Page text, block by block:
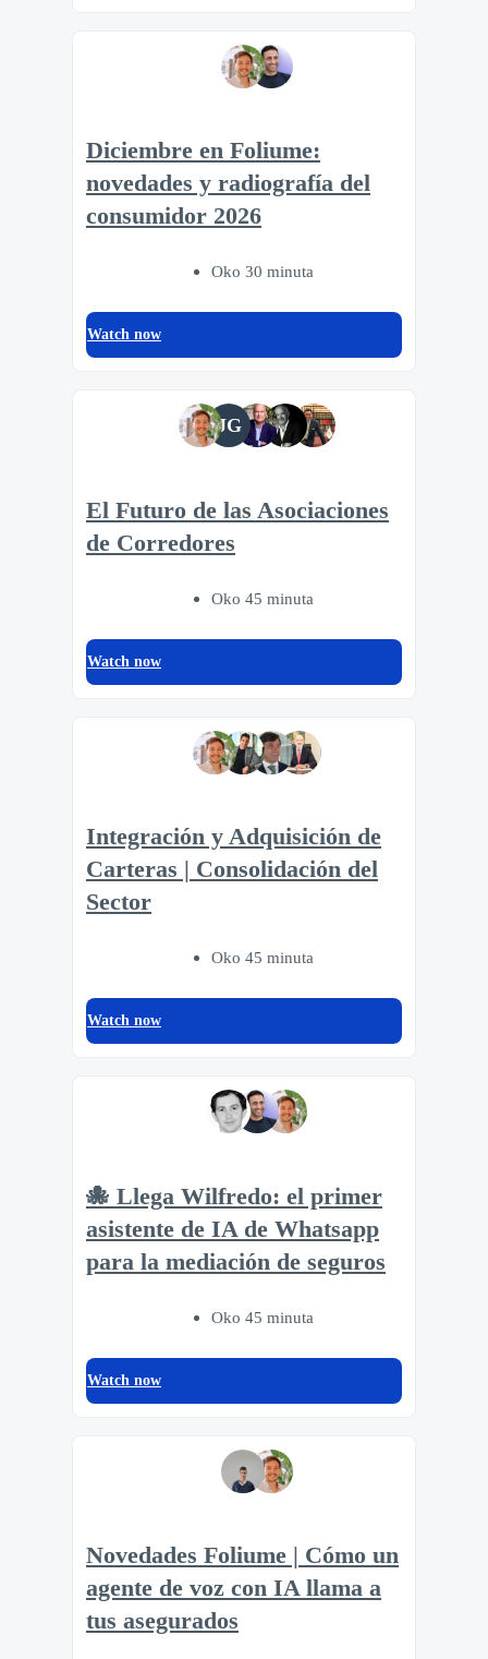
Diciembre en Foliume:
novedades y radiografía del
consumidor 2026
Oko 30 minuta
Watch now
JG
El Futuro de las Asociaciones
de Corredores
Oko 45 minuta
Watch now
Integración y Adquisición de
Carteras | Consolidación del
Sector
Oko 45 minuta
Watch now
🐙 Llega Wilfredo: el primer
asistente de IA de Whatsapp
para la mediación de seguros
Oko 45 minuta
Watch now
Novedades Foliume | Cómo un
agente de voz con IA llama a
tus asegurados